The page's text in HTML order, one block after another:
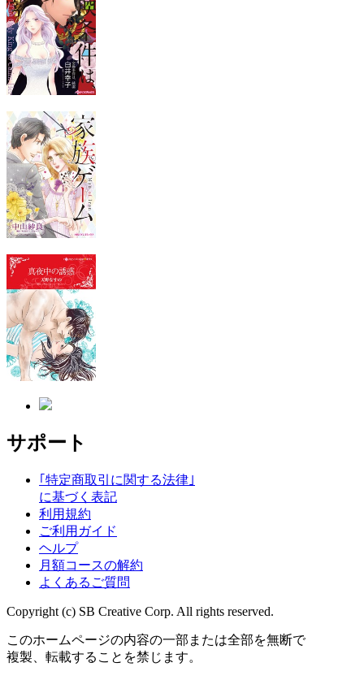
サポート
｢特定商取引に関する法律｣
に基づく表記
利用規約
ご利用ガイド
ヘルプ
月額コースの解約
よくあるご質問
Copyright (c) SB Creative Corp. All rights reserved.
このホームページの内容の一部または全部を無断で
複製、転載することを禁じます。